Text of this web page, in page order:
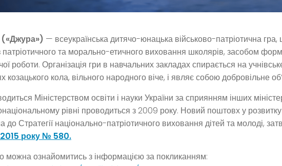
(«Джура») — всеукраїнська дитячо-юнацька військово-патріотична
патріотичного та морально-етичного виховання школярів, засобом
роботи. Організація гри в навчальних закладах спирається на
козацького кола, вільного народного віче, і являє собою добровільне
Міністерством освіти і науки України за сприянням інших
рівні проводиться з 2009 року. Новий поштовх у
до Стратегії національно-патріотичного виховання дітей та молоді,
року № 580.
можна ознайомитись з інформацією за покликанням: